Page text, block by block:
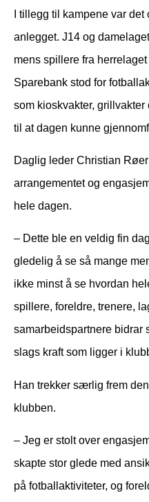
I tillegg til kampene var
anlegget. J14 og
mens spillere fra herrelaget
Sparebank stod for
som kioskvakter,
til at dagen kunne
Daglig leder Christian
arrangementet og
hele dagen.
– Dette ble en veldig fin
gledelig å se så mange
ikke minst å se hvordan
spillere, foreldre, trenere,
samarbeidspartnere bidrar
slags kraft som ligger i
Han trekker særlig frem
klubben.
– Jeg er stolt over
skapte stor glede med
på fotballaktiviteter, og